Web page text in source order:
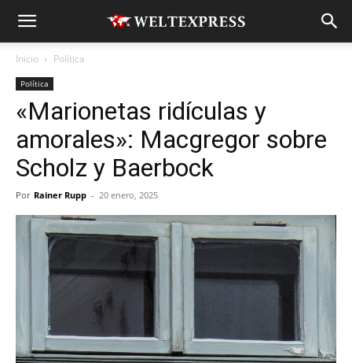
Inicio Política
Política
«Marionetas ridículas y
amorales»: Macgregor sobre
Scholz y Baerbock
Por Rainer Rupp - 20 enero, 2025